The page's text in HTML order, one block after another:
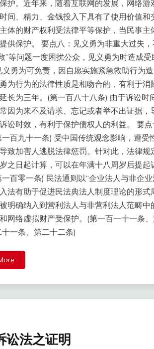
护。近年来，随着互联网的发展，网络
间、精力、金钱投入下具有了使用价值
体的财产权利受法律平等保护，当民事
供保护。 要点八：见义勇为非重大过失
”等问题一度困扰公众，见义勇为时造成
义勇为可免责，因自愿实施紧急救助行为
为行为的法律性质是相吻合的，有利于
长为三年。(第一百八十八条) 由于诉讼
因为来不及请求、忘记或者举不出证据
讼时效，有利于保护债权人的利益。 要
百九十一条) 受中国传统观念影响，遭
致加害人逃脱法律惩罚。针对此，法律
之日起计算，可以在年满十八周岁后提
百零一条) 民法通则以“企业法人与非企
法有助于促进民法典法人制度理论的形
明确纳入到营利法人与非营利法人范畴
网络虚拟财产受保护。(第一百一十一条
一条、第二十二条)
讼法之证明